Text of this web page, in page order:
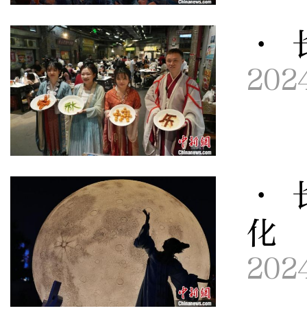
·
·
化